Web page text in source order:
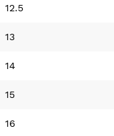
12.5
13
14
15
16